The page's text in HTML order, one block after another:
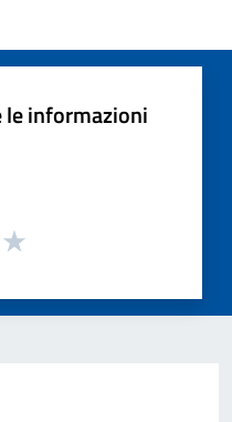
le informazioni